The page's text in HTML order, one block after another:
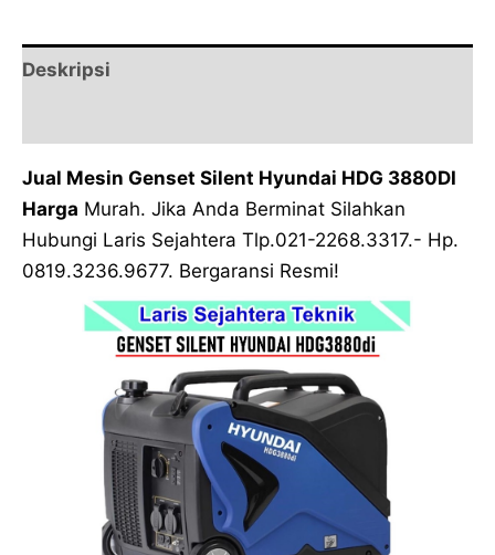
Deskripsi
Jual Mesin Genset Silent Hyundai HDG 3880DI
Harga Murah. Jika Anda Berminat Silahkan
Hubungi Laris Sejahtera Tlp.021-2268.3317.- Hp.
0819.3236.9677. Bergaransi Resmi!